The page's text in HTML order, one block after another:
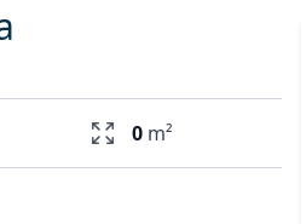
0 m²